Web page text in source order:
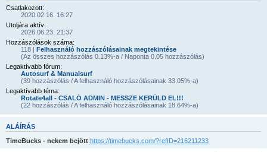
Csatlakozott:
2020.02.16. 16:27
Utoljára aktív:
2026.06.23. 21:37
Hozzászólások száma:
118 | Felhasználó hozzászólásainak megtekintése
(Az összes hozzászólás 0.13%-a / Naponta 0.05 hozzászólás)
Legaktívabb fórum:
Autosurf & Manualsurf
(39 hozzászólás / A felhasználó hozzászólásainak 33.05%-a)
Legaktívabb téma:
Rotate4all - CSALÓ ADMIN - MESSZE KERÜLD EL!!!
(22 hozzászólás / A felhasználó hozzászólásainak 18.64%-a)
ALÁÍRÁS
TimeBucks - nekem bejött:https://timebucks.com/?refID=216211233